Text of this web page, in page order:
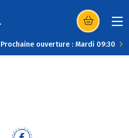
(s’ouvre dans
Prochaine ouverture : Mardi 09:30